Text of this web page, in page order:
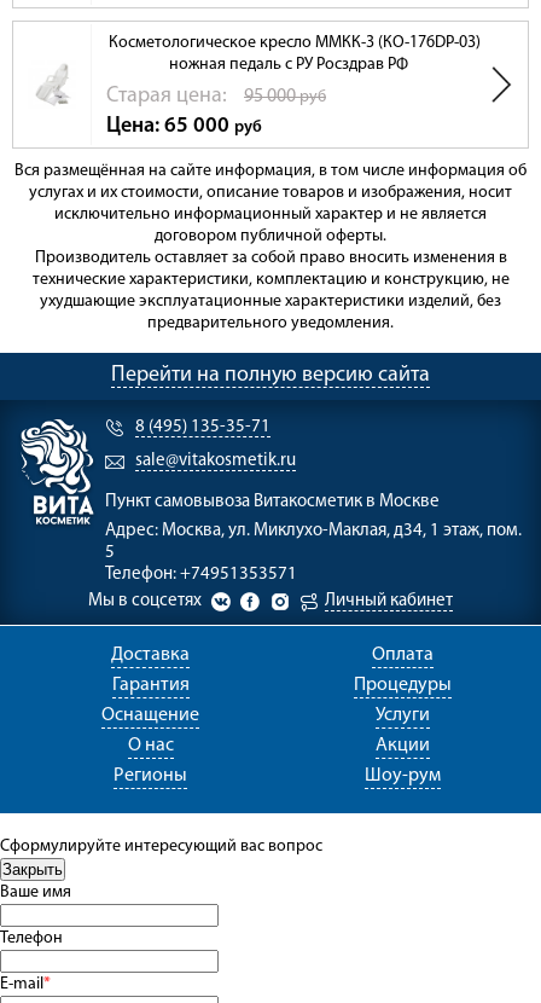
Косметологическое кресло ММКК-3 (КО-176DP-03)
ножная педаль с РУ Росздрав РФ
Cтарая цена: 95 000руб
Цена: 65 000 руб
Вся размещённая на сайте информация, в том числе информация об
услугах и их стоимости, описание товаров и изображения, носит
исключительно информационный характер и не является
договором публичной оферты.
Производитель оставляет за собой право вносить изменения в
технические характеристики, комплектацию и конструкцию, не
ухудшающие эксплуатационные характеристики изделий, без
предварительного уведомления.
Перейти на полную версию сайта
8 (495) 135-35-71
sale@vitakosmetik.ru
Пункт самовывоза Витакосметик в Москве
Адрес: Москва, ул. Миклухо-Маклая, д34, 1 этаж, пом.
5
Телефон: +74951353571
Мы в соцсетях
Личный кабинет
Доставка
Оплата
Гарантия
Процедуры
Оснащение
Услуги
О нас
Акции
Регионы
Шоу-рум
Сформулируйте интересующий вас вопрос
Ваше имя
Телефон
E-mail*